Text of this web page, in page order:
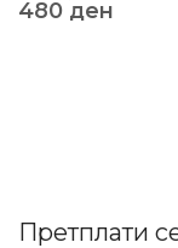
480 ден
Претплати